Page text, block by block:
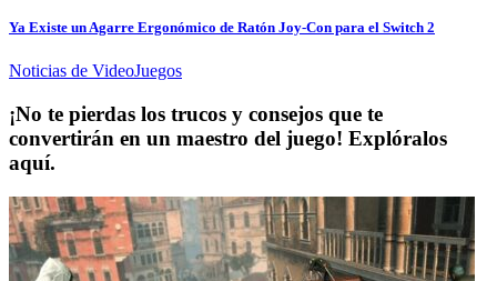
Ya Existe un Agarre Ergonómico de Ratón Joy-Con para el Switch 2
Noticias de VideoJuegos
¡No te pierdas los trucos y consejos que te
convertirán en un maestro del juego! Explóralos
aquí.